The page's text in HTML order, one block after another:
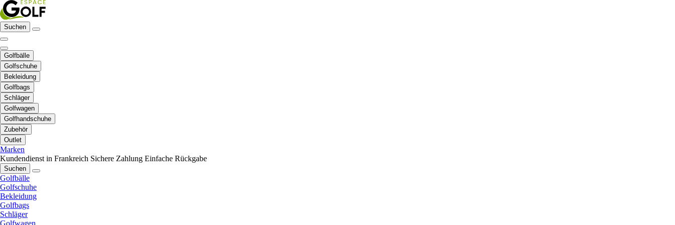
Suchen
Golfbälle
Golfschuhe
Bekleidung
Golfbags
Schläger
Golfwagen
Golfhandschuhe
Zubehör
Outlet
Marken
Kundendienst in Frankreich Sichere Zahlung Einfache Rückgabe
Suchen
Golfbälle
Golfschuhe
Bekleidung
Golfbags
Schläger
Golfwagen